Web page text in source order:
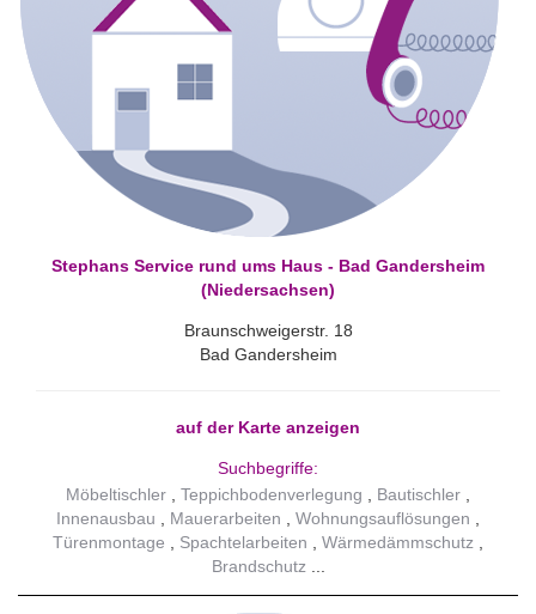
Stephans Service rund ums Haus - Bad Gandersheim
(Niedersachsen)
Braunschweigerstr. 18
Bad Gandersheim
auf der Karte anzeigen
Suchbegriffe:
Möbeltischler
Teppichbodenverlegung
Bautischler
Innenausbau
Mauerarbeiten
Wohnungsauflösungen
Türenmontage
Spachtelarbeiten
Wärmedämmschutz
Brandschutz